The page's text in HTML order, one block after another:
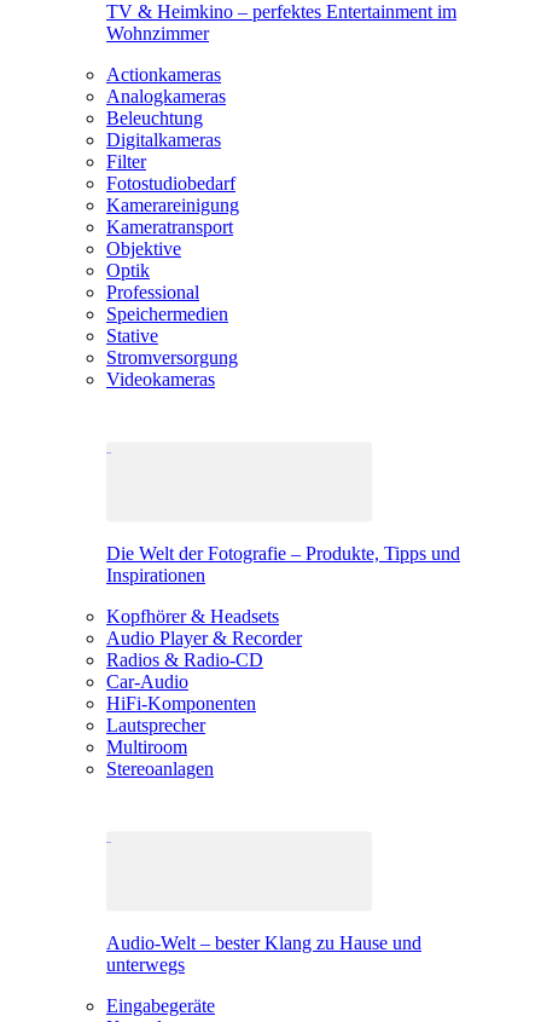
TV & Heimkino – perfektes Entertainment im
Wohnzimmer
Actionkameras
Analogkameras
Beleuchtung
Digitalkameras
Filter
Fotostudiobedarf
Kamerareinigung
Kameratransport
Objektive
Optik
Professional
Speichermedien
Stative
Stromversorgung
Videokameras
Die Welt der Fotografie – Produkte, Tipps und
Inspirationen
Kopfhörer & Headsets
Audio Player & Recorder
Radios & Radio-CD
Car-Audio
HiFi-Komponenten
Lautsprecher
Multiroom
Stereoanlagen
Audio-Welt – bester Klang zu Hause und
unterwegs
Eingabegeräte